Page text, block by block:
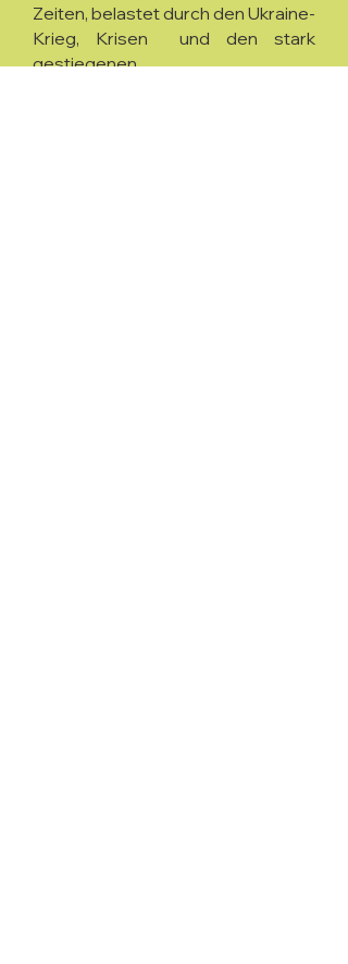
Zeiten, belastet durch den Ukraine-
Krieg, Krisen und den stark
gestiegenen